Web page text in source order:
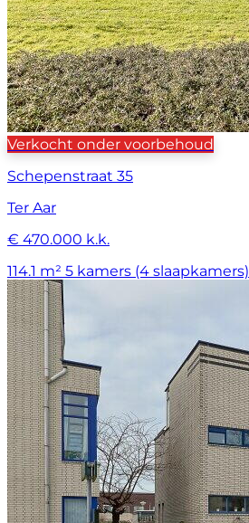
Verkocht onder voorbehoud
Schepenstraat 35
Ter Aar
€ 470.000 k.k.
114.1 m² 5 kamers (4 slaapkamers)